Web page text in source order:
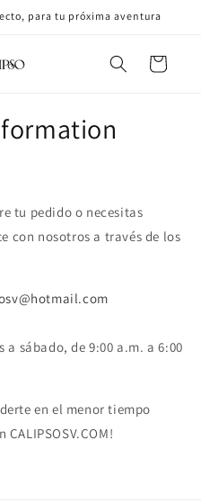
para tu próxima aventura
Cart
tu pedido o necesitas
con nosotros a través de los
a sábado, de 9:00 a.m. a 6:00
en el menor tiempo